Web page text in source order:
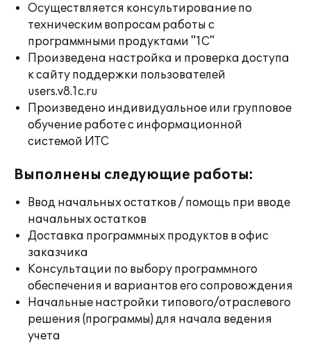
Осуществляется консультирование по
техническим вопросам работы с
программными продуктами "1С"
Произведена настройка и проверка доступа
к сайту поддержки пользователей
users.v8.1c.ru
Произведено индивидуальное или групповое
обучение работе с информационной
системой ИТС
Выполнены следующие работы:
Ввод начальных остатков / помощь при вводе
начальных остатков
Доставка программных продуктов в офис
заказчика
Консультации по выбору программного
обеспечения и вариантов его сопровождения
Начальные настройки типового/отраслевого
решения (программы) для начала ведения
учета